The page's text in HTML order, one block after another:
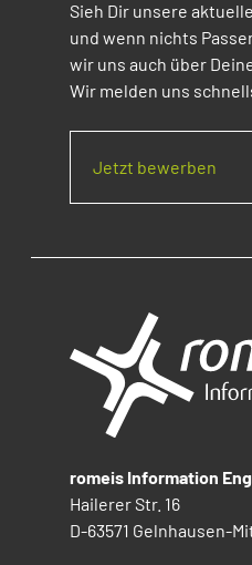
Sieh Dir unsere
und wenn nichts
wir uns auch über
Wir melden uns
Jetzt bewerben
romeis Information
Hailerer Str. 16
D-63571 Gelnhausen-